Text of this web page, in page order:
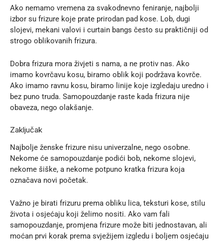
Ako nemamo vremena za svakodnevno feniranje, najbolji
izbor su frizure koje prate prirodan pad kose. Lob, dugi
slojevi, mekani valovi i curtain bangs često su praktičniji od
strogo oblikovanih frizura.
Dobra frizura mora živjeti s nama, a ne protiv nas. Ako
imamo kovrčavu kosu, biramo oblik koji podržava kovrče.
Ako imamo ravnu kosu, biramo linije koje izgledaju uredno i
bez puno truda. Samopouzdanje raste kada frizura nije
obaveza, nego olakšanje.
Zaključak
Najbolje ženske frizure nisu univerzalne, nego osobne.
Nekome će samopouzdanje podići bob, nekome slojevi,
nekome šiške, a nekome potpuno kratka frizura koja
označava novi početak.
Važno je birati frizuru prema obliku lica, teksturi kose, stilu
života i osjećaju koji želimo nositi. Ako vam fali
samopouzdanje, promjena frizure može biti jednostavan, ali
moćan prvi korak prema svježijem izgledu i boljem osjećaju